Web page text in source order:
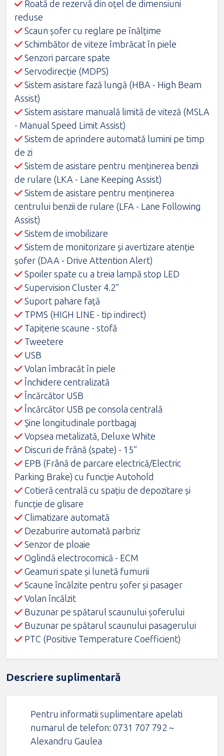
Roată de rezervă din oţel de dimensiuni
reduse
Scaun șofer cu reglare pe înălțime
Schimbător de viteze îmbrăcat în piele
Senzori parcare spate
Servodirecție (MDPS)
Sistem asistare fază lungă (HBA - High Beam
Assist)
Sistem asistare manuală limită de viteză (MSLA
- Manual Speed Limit Assist)
Sistem de aprindere automată lumini pe timp
de zi
Sistem de asistare pentru menținerea benzii
de rulare (LKA - Lane Keeping Assist)
Sistem de asistare pentru menținerea
centrului benzii de rulare (LFA - Lane Following
Assist)
Sistem de imobilizare
Sistem de monitorizare și avertizare atenție
șofer (DAA - Drive Attention Alert)
Spoiler spate cu a treia lampă stop LED
Supervision Cluster 4.2”
Suport pahare față
TPMS (HIGH LINE - tip indirect)
Tapițerie scaune - stofă
Tweetere
USB
Volan îmbracăt în piele
Închidere centralizată
Încărcător USB
Încărcător USB pe consola centrală
Șine longitudinale portbagaj
Vopsea metalizată, Deluxe White
Discuri de frână (spate) - 15”
EPB (Frână de parcare electrică/Electric
Parking Brake) cu funcţie Autohold
Cotieră centrală cu spațiu de depozitare și
funcție de glisare
Climatizare automată
Dezaburire automată parbriz
Senzor de ploaie
Oglindă electrocomică - ECM
Geamuri spate și lunetă fumurii
Scaune încălzite pentru șofer și pasager
Volan încălzit
Buzunar pe spătarul scaunului șoferului
Buzunar pe spătarul scaunului pasagerului
PTC (Positive Temperature Coefficient)
Descriere suplimentară
Pentru informatii suplimentare apelati
numarul de telefon: 0731 707 792 ~
Alexandru Gaulea